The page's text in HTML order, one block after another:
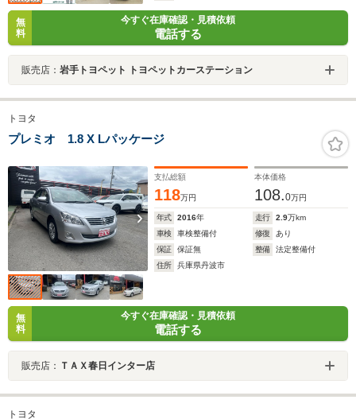
無
料
今すぐ在庫確認・見積依頼
電話する
販売店： 岩手トヨペット トヨペットカーステーション
トヨタ
プレミオ 1.8 X Lパッケージ
支払総額
118万円
本体価格
108.0万円
年式 2016年 走行 2.9万km
車検
車検整備付 修復
あり
保証
保証無 整備
法定整備付
住所
兵庫県丹波市
無
料
今すぐ在庫確認・見積依頼
電話する
販売店： ＴＡＸ春日インター店
トヨタ